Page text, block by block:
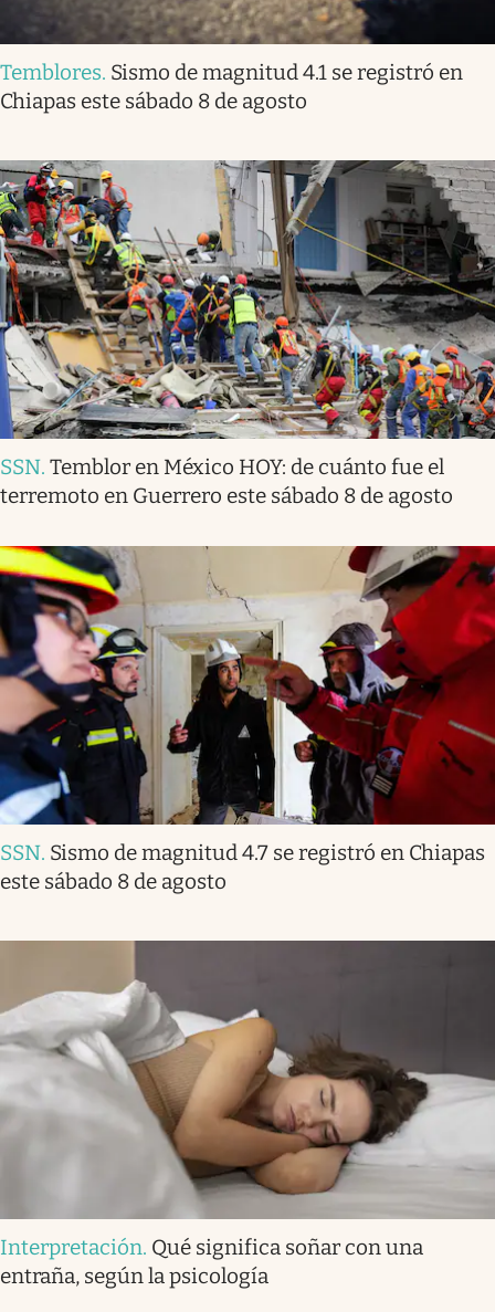
Temblores. Sismo de magnitud 4.1 se registró en
Chiapas este sábado 8 de agosto
SSN. Temblor en México HOY: de cuánto fue el
terremoto en Guerrero este sábado 8 de agosto
SSN. Sismo de magnitud 4.7 se registró en Chiapas
este sábado 8 de agosto
Interpretación. Qué significa soñar con una
entraña, según la psicología